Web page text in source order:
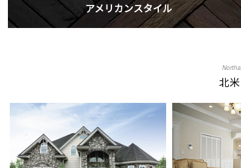
アメリカンスタイル
北